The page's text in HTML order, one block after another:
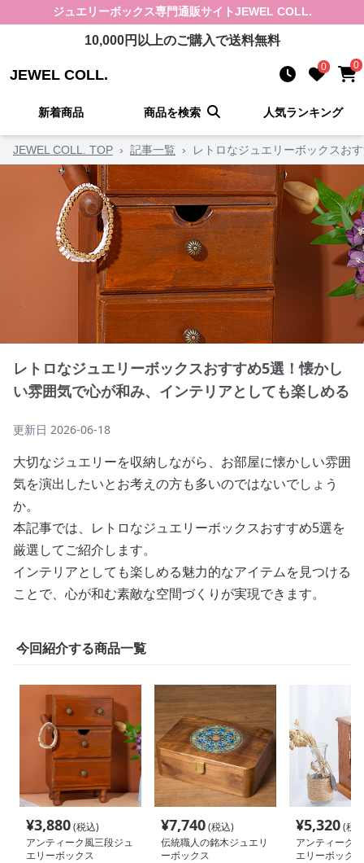
ジュエリーボックス専門通販サイトJEWEL COLL.
10,000円以上のご購入で送料無料
JEWEL COLL. 0 0
新着商品 商品を検索 人気ランキング
JEWEL COLL. TOP › 記事一覧 › レトロなジュエリーボックスお
レトロなジュエリーボックスおすすめ5選！懐かし
い雰囲気で心が和み、インテリアとしても楽しめる
更新日 2026-06-18
大切なジュエリーを収納しながら、お部屋に懐かしい雰囲
気を演出したいとお考えの方も多いのではないでしょう
か。
本記事では、レトロなジュエリーボックスおすすめ5選を
厳選してご紹介します。
インテリアとしても楽しめる魅力的なアイテムを見つける
ことで、心が和む素敵な空間づくりが実現できます。
今回紹介する商品一覧
¥3,880(税込)
アンティーク風三段ジュ
エリーボックス
¥7,740(税込)
伝統職人の銘木ジュエリ
ーボックス
¥5,320(税
アンティーク
エリーボックス